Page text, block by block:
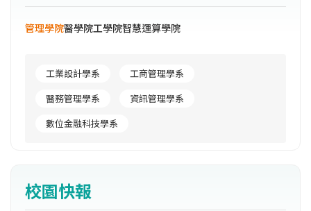
7個碩士在職專班及8個博士班，學生共有7,586
人。本校系所之設立均經嚴密規劃，師資陣容
重，在研究方面，各個系所亦都有獨特研究重
點，成果豐碩。
管理學院醫學院工學院智慧運算學院
工業設計學系
工商管理學系
醫務管理學系
資訊管理學系
數位金融科技學系
校園快報